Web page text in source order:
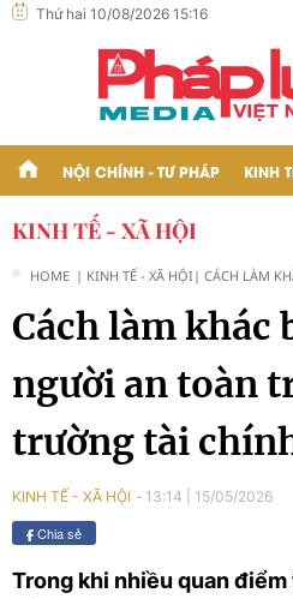
Thứ hai 10/08/2026 15:16
NỘI CHÍNH - TƯ PHÁP KINH
KINH TẾ - XÃ HỘI
HOME | KINH TẾ - XÃ HỘI| CÁCH LÀM
TOÀN TRONG
TRƯỜNG TÀI
Cách làm khác
người an toàn
trường tài
KINH TẾ - XÃ HỘI 13:14 15/05/2026
Chia sẻ
Trong khi nhiều quan